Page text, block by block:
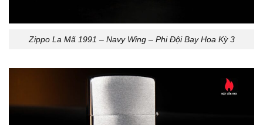
Zippo La Mã 1991 – Navy Wing – Phi Đội Bay Hoa Kỳ 3